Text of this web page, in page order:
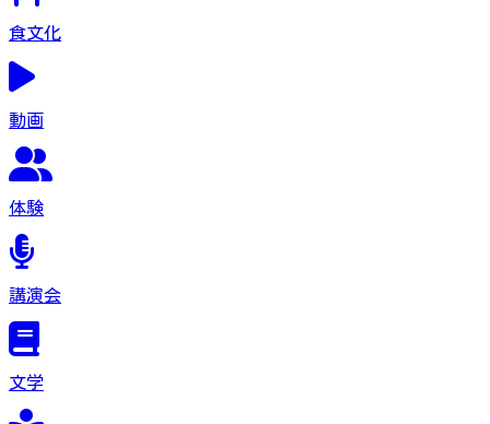
食文化
動画
体験
講演会
文学